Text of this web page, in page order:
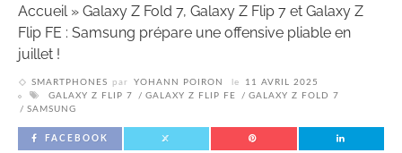
Accueil» Galaxy Z Fold 7, Galaxy Z Flip 7 et Galaxy Z
Flip FE : Samsung prépare une offensive pliable en
juillet !
SMARTPHONES par YOHANN POIRON le
11 AVRIL 2025
GALAXY Z FLIP 7
GALAXY Z FLIP FE
GALAXY Z FOLD 7
SAMSUNG
FACEBOOK